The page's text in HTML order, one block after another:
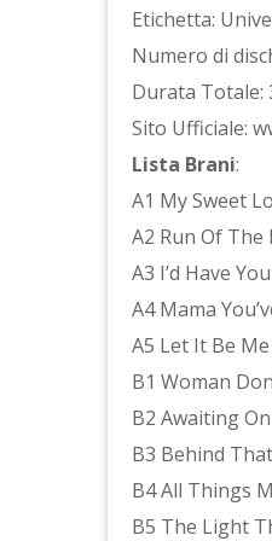
Etichetta:
Numero di
Durata Totale:
Sito Ufficiale:
Lista Brani:
A1 My Sweet
A2 Run Of The
A3 I’d Have
A4 Mama
A5 Let It Be Me
B1 Woman
B2 Awaiting
B3 Behind
B4 All Things
B5 The Light